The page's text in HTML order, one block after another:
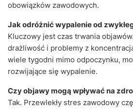
obowiązków zawodowych.
Jak odróżnić wypalenie od
Kluczowy jest czas trwania
drażliwość i problemy z
wiele tygodni mimo odpoczynku,
rozwijające się wypalenie.
Czy objawy mogą wpływać na
Tak. Przewlekły stres zawodowy